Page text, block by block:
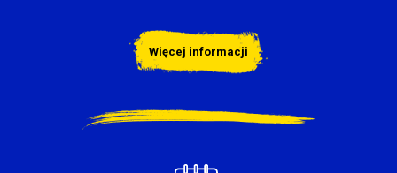
Więcej informacji